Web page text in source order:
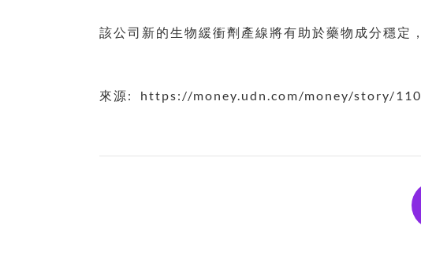
該公司新的生物緩衝劑產線將有助於藥物成分穩定
來源: https://money.udn.com/money/story/